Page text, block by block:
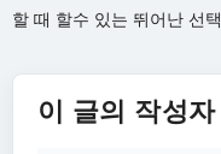
할 때 할수 있는 뛰어난 선
이 글의 작성자